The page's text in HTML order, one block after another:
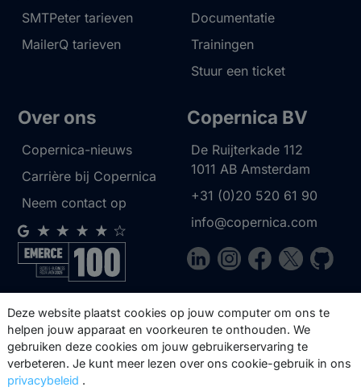
SMTPeter tarieven
MailerQ tarieven
Documentatie
Trainingen
Stuur een ticket
Over ons
Copernica-nieuws
Carrière bij Copernica
Neem contact op
Copernica BV
De Ruijterkade 112
1011 AB Amsterdam
+31 (0)20 520 61 90
info@copernica.com
Via onze nieuwsbrief blijf je op de
hoogte van onze product updates,
events, webinars, best practices en
whitepapers.